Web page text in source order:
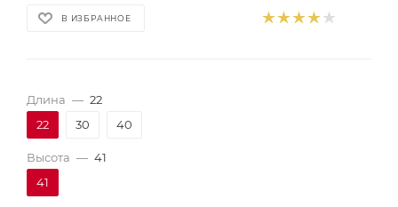
В ИЗБРАННОЕ
Длина — 22
22
30 40
Высота — 41
41